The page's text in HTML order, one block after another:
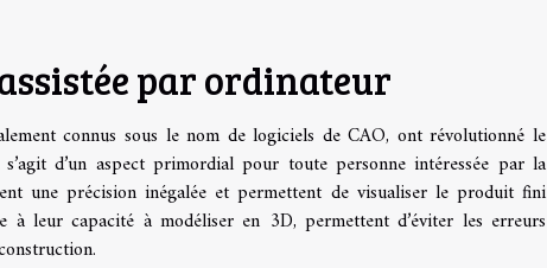
par ordinateur
connus sous le nom de logiciels de CAO, ont révolutionné le
d’un aspect primordial pour toute personne intéressée par la
une précision inégalée et permettent de visualiser le produit fini
à leur capacité à modéliser en 3D, permettent d’éviter les erreurs